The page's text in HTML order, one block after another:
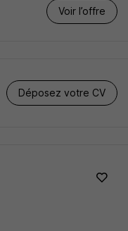
Voir l’offre
Déposez votre CV